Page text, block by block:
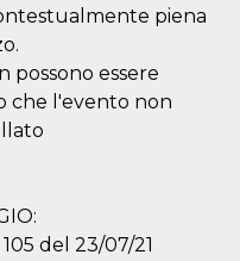
piena
possono essere
che l'evento non
del 23/07/21
Inc.
settimane
2 giorni